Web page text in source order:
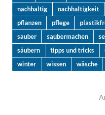
nachhaltig
nachhaltigkeit
pflanzen
pflege
sauber
saubermachen
säubern
tipps und tricks
winter
wissen wäsche